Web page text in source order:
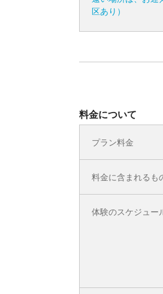
区あり）
料金について
プラン料金
料金に含まれるも
体験のスケジュー